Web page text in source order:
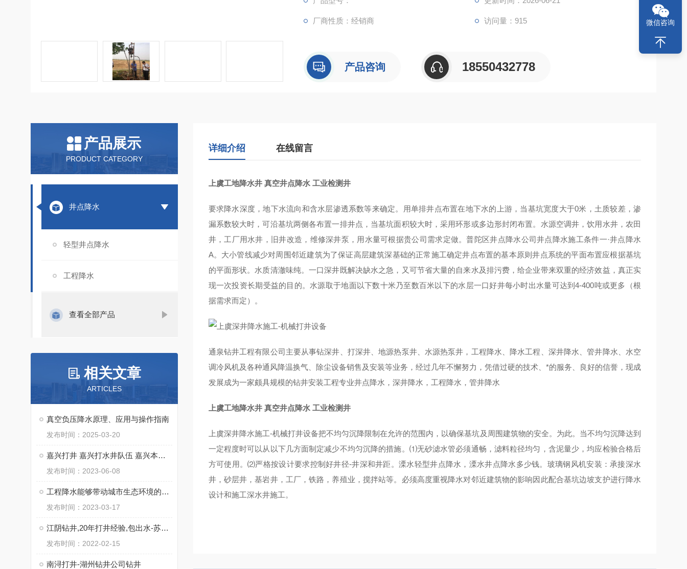
厂商性质：经销商 访问量：915
产品咨询 18550432778
产品展示
PRODUCT CATEGORY
井点降水
轻型井点降水
工程降水
查看全部产品
相关文章
ARTICLES
真空负压降水原理、应用与操作指南
发布时间：2025-03-20
嘉兴打井 嘉兴打水井队伍 嘉兴本地打水井钻井队
发布时间：2023-06-08
工程降水能够带动城市生态环境的优化
发布时间：2023-03-17
江阴钻井,20年打井经验,包出水-苏州通泉钻井工程有限公司
发布时间：2022-02-15
南浔打井-湖州钻井公司钻井
详细介绍 在线留言
上虞工地降水井 真空井点降水 工业检测井
要求降水深度，地下水流向和含水层渗透系数等来确定。用单排井点布置在地下水的上游，当基坑宽度大于0米，土质较差，渗
漏系数较大时，可沿基坑两侧各布置一排井点，当基坑面积较大时，采用环形或多边形封闭布置。水源空调井，饮用水井，农田
井，工厂用水井，旧井改造，维修深井泵，用水量可根据贵公司需求定做。普陀区井点降水公司井点降水施工条件一·井点降水
A。大小管线减少对周围邻近建筑为了保证高层建筑深基础的正常施工确定井点布置的基本原则井点系统的平面布置应根据基坑
的平面形状。水质清澈味纯。一口深井既解决缺水之急，又可节省大量的自来水及排污费，给企业带来双重的经济效益，真正实
现一次投资长期受益的目的。水源取于地面以下数十米乃至数百米以下的水层一口好井每小时出水量可达到4-400吨或更多（根
据需求而定）。
通泉钻井工程有限公司主要从事钻深井、打深井、地源热泵井、水源热泵井，工程降水、降水工程、深井降水、管井降水、水空
调冷风机及各种通风降温换气、除尘设备销售及安装等业务，经过几年不懈努力，凭借过硬的技术、*的服务、良好的信誉，现成
发展成为一家颇具规模的钻井安装工程专业井点降水，深井降水，工程降水，管井降水
上虞工地降水井 真空井点降水 工业检测井
上虞深井降水施工-机械打井设备把不均匀沉降限制在允许的范围内，以确保基坑及周围建筑物的安全。为此。当不均匀沉降达到
一定程度时可以从以下几方面制定减少不均匀沉降的措施。⑴无砂滤水管必须通畅，滤料粒径均匀，含泥量少，均应检验合格后
方可使用。⑵严格按设计要求控制好井径-井深和井距。溧水轻型井点降水，溧水井点降水多少钱。玻璃钢风机安装：承接深水
井，砂层井，基岩井，工厂，铁路，养殖业，搅拌站等。必须高度重视降水对邻近建筑物的影响因此配合基坑边坡支护进行降水
设计和施工深水井施工。
微信咨询